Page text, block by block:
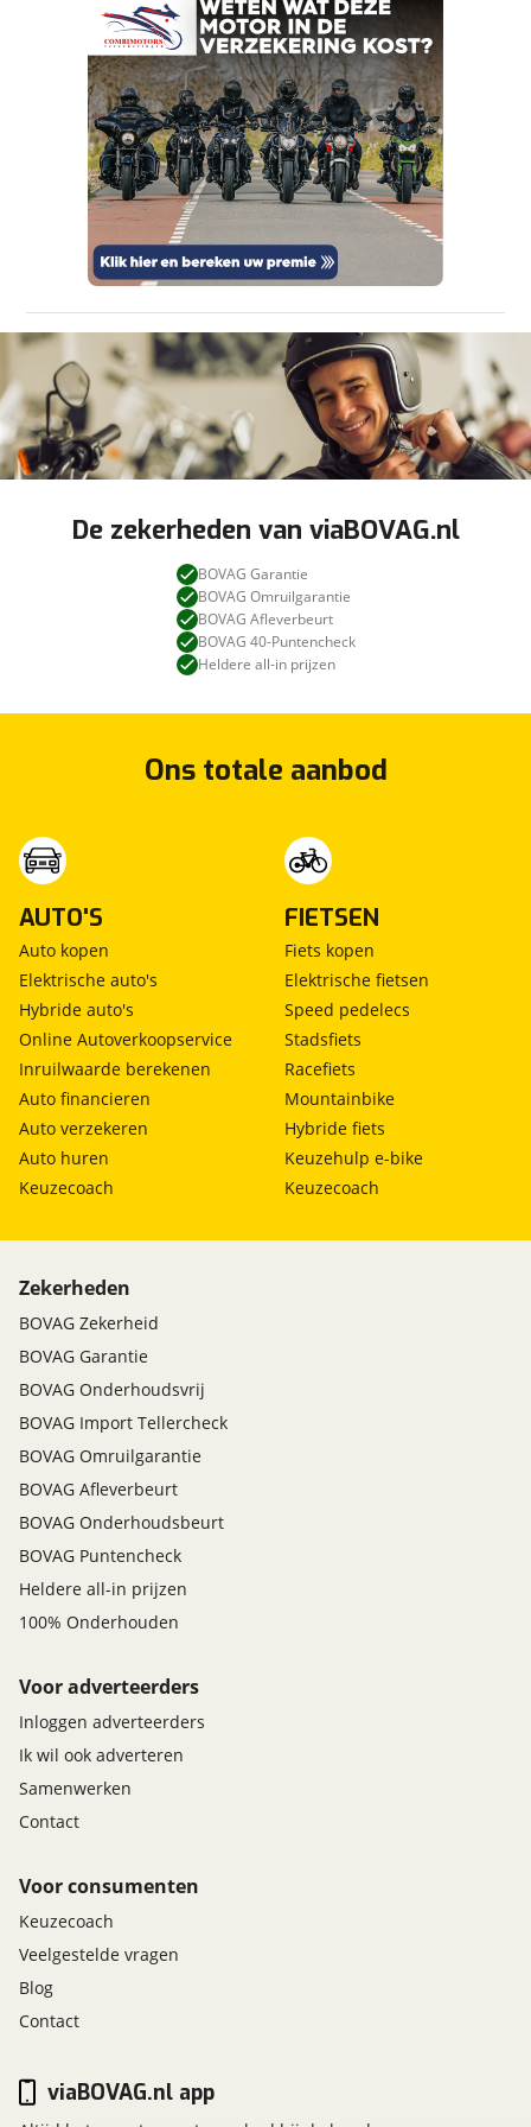
aanbieder te brengen. Lees hier meer over in
onzeprivacyverklaring .
Verstuur mijn vraag
viaBOVAG.nl verwerkt je persoonsgegevens
om je aanvraag zo goed mogelijk bij de
aanbieder te brengen. Lees hier meer over in
onzeprivacyverklaring .
Stuur mijn bevinding door
De zekerheden van viaBOVAG.nl
BOVAG Garantie
BOVAG Omruilgarantie
BOVAG Afleverbeurt
BOVAG 40-Puntencheck
Heldere all-in prijzen
Ons totale aanbod
AUTO'S
Auto kopen
Elektrische auto's
Hybride auto's
Online Autoverkoopservice
Inruilwaarde berekenen
Auto financieren
Auto verzekeren
Auto huren
Keuzecoach
FIETSEN
Fiets kopen
Elektrische fietsen
Speed pedelecs
Stadsfiets
Racefiets
Mountainbike
Hybride fiets
Keuzehulp e-bike
Keuzecoach
Zekerheden
BOVAG Zekerheid
BOVAG Garantie
BOVAG Onderhoudsvrij
BOVAG Import Tellercheck
BOVAG Omruilgarantie
BOVAG Afleverbeurt
BOVAG Onderhoudsbeurt
BOVAG Puntencheck
Heldere all-in prijzen
100% Onderhouden
Voor adverteerders
Inloggen adverteerders
Ik wil ook adverteren
Samenwerken
Contact
Voor consumenten
Keuzecoach
Veelgestelde vragen
Blog
Contact
viaBOVAG.nl app